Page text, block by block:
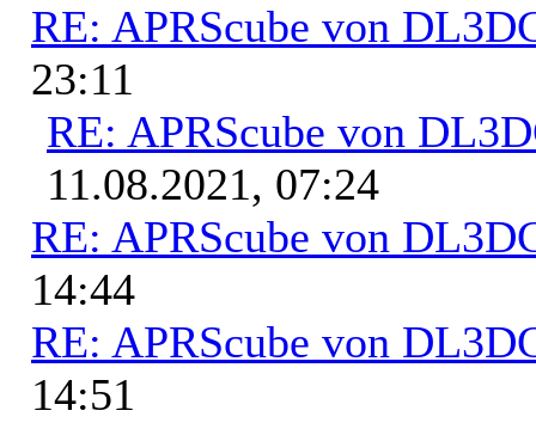
RE: APRScube von
23:11
RE: APRScube von
11.08.2021, 07:24
RE: APRScube von
14:44
RE: APRScube von
14:51